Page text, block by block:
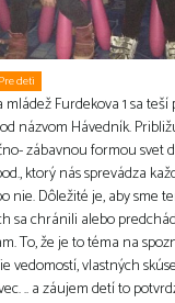
Pre deti
Furdekova 1 sa
názvom Hávedník.
zábavnou formou svet
ktorý nás sprevádza
nie. Dôležité je, aby sme
sa chránili alebo
To, že je to téma na
vedomostí, vlastných
.. a záujem detí to